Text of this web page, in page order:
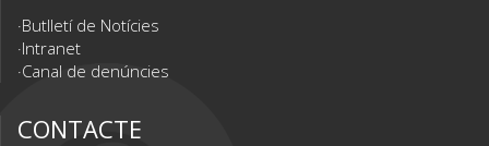
Butlletí de Notícies
Intranet
Canal de denúncies
CONTACTE